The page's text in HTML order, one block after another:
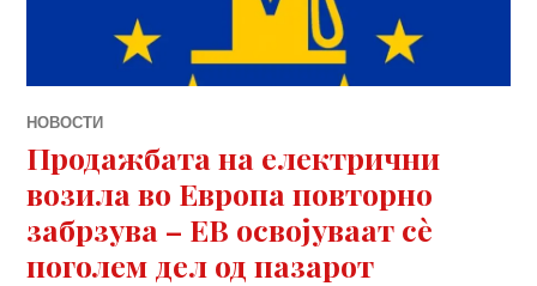
НОВОСТИ
Продажбата на електрични
возила во Европа повторно
забрзува – ЕВ освојуваат сè
поголем дел од пазарот